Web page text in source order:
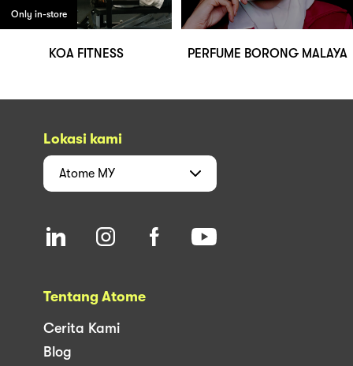
Only in-store
KOA FITNESS PERFUME BORONG MALAYA
Lokasi kami
Atome MY
Tentang Atome
Cerita Kami
Blog